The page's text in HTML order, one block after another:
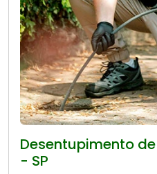
Desentupimento
- SP